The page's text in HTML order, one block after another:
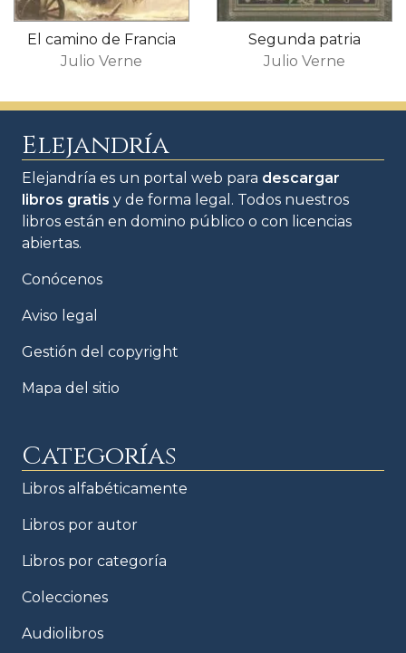
El camino de Francia
Julio Verne
Segunda patria
Julio Verne
Elejandría
Elejandría es un portal web para descargar
libros gratis y de forma legal. Todos nuestros
libros están en domino público o con licencias
abiertas.
Conócenos
Aviso legal
Gestión del copyright
Mapa del sitio
Categorías
Libros alfabéticamente
Libros por autor
Libros por categoría
Colecciones
Audiolibros